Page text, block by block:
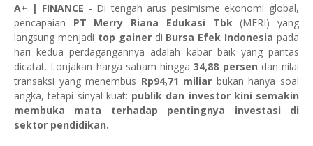
A+ | FINANCE - Di tengah arus pesimisme ekonomi global,
pencapaian PT Merry Riana Edukasi Tbk(MERI) yang
langsung menjadi top gainerdi Bursa Efek Indonesia pada
hari kedua perdagangannya adalah kabar baik yang pantas
dicatat. Lonjakan harga saham hingga34,88 persen dan nilai
transaksi yang menembus Rp94,71 miliar bukan hanya soal
angka, tetapi sinyal kuat: publik dan investor kini semakin
membuka mata terhadap pentingnya investasi di
sektor pendidikan.